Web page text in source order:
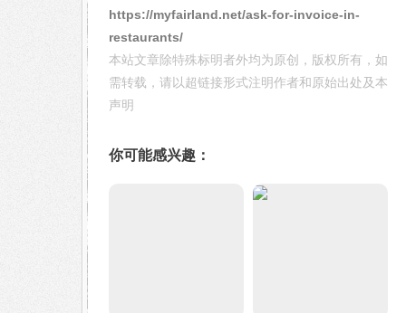
https://myfairland.net/ask-for-invoice-in-
restaurants/
本站文章除特殊标明者外均为原创，版权所有，如
需转载，请以超链接形式注明作者和原始出处及本
声明
你可能感兴趣：